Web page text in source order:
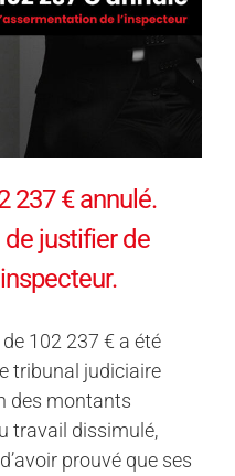
237 € annulé.
de justifier de
102 237 € a été
tribunal judiciaire
des montants
travail dissimulé,
prouvé que ses